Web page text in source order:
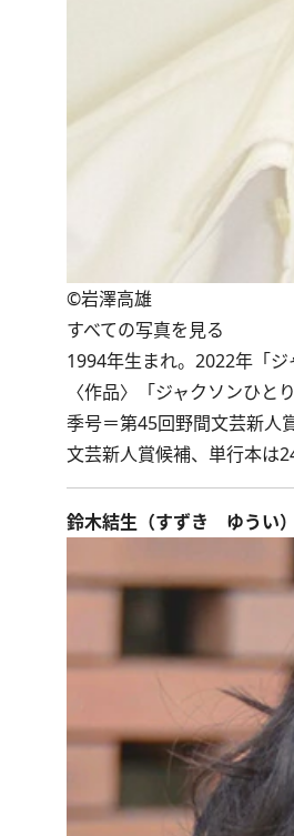
©岩澤高雄
すべての写真を見る
1994年生まれ。2022年「ジ
〈作品〉「ジャクソンひ
季号＝第45回野間文芸新人
文芸新人賞候補、単行本は
鈴木結生（すずき ゆうい